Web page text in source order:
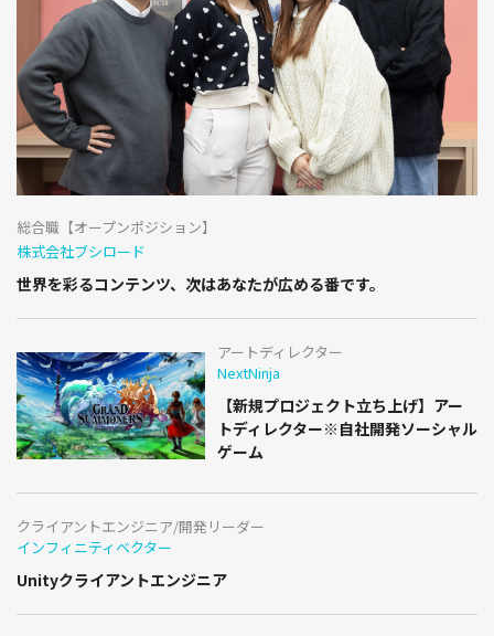
総合職【オープンポジション】
株式会社ブシロード
世界を彩るコンテンツ、次はあなたが広める番です。
アートディレクター
NextNinja
【新規プロジェクト立ち上げ】アー
トディレクター※自社開発ソーシャル
ゲーム
クライアントエンジニア/開発リーダー
インフィニティベクター
Unityクライアントエンジニア